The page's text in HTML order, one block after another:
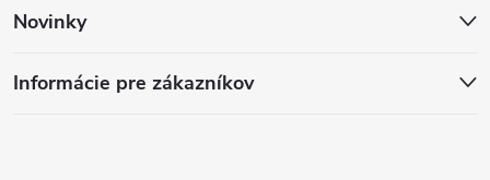
Novinky
Informácie pre zákazníkov